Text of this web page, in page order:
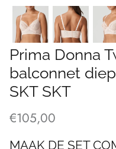
Prima Donna
balconnet
SKT SKT
€105,00
MAAK DE SET